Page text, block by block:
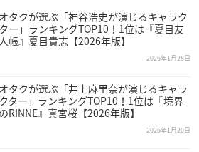
オタクが選ぶ「神谷浩史が演じるキャラク
ター」ランキングTOP10！1位は『夏目友
人帳』夏目貴志【2026年版】
2026年1月28日
オタクが選ぶ「井上麻里奈が演じるキャラ
クター」ランキングTOP10！1位は『境界
のRINNE』真宮桜【2026年版】
2026年1月20日